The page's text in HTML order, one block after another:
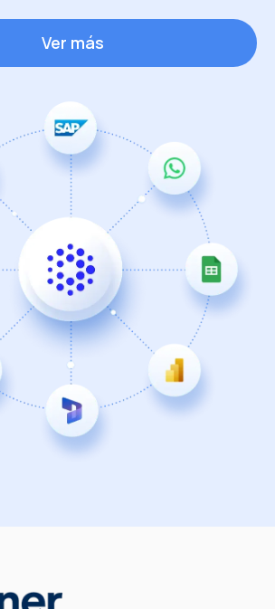
Ver más